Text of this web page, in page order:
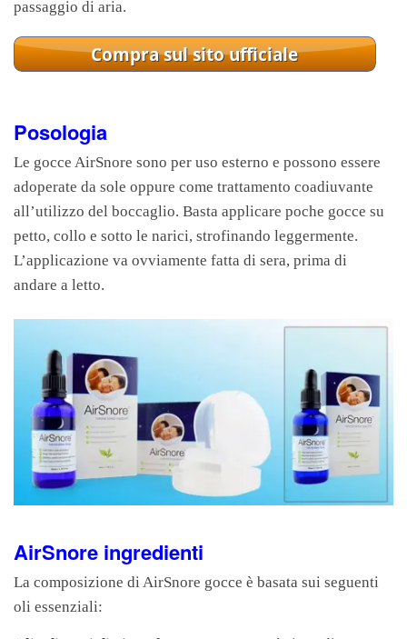
passaggio di aria.
Posologia
Le gocce AirSnore sono per uso esterno e possono essere
adoperate da sole oppure come trattamento coadiuvante
all’utilizzo del boccaglio. Basta applicare poche gocce su
petto, collo e sotto le narici, strofinando leggermente.
L’applicazione va ovviamente fatta di sera, prima di
andare a letto.
AirSnore ingredienti
La composizione di AirSnore gocce è basata sui seguenti
oli essenziali: